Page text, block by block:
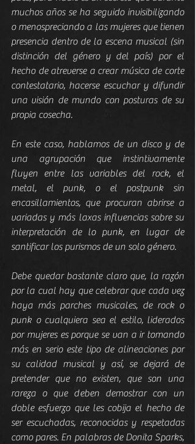
muchos años se ha seguido invisibilizando
o menospreciando a las mujeres que tienen
presencia dentro de la escena musical (sin
distinción del género y del país) por el
hecho de atreverse a crear música de corte
contestatario, hacerse escuchar y difundir
una visión de mundo con posturas de su
propia cosecha.
En este caso, hablamos de un disco y de
una agrupación que instintivamente
fluyen entre las variables del rock, el
metal, el punk, o el postpunk sin
encasillamientos, que procuran abrirse a
variadas y más laxas influencias sobre su
interpretación de lo punk, en lugar de
santificar los purismos de un solo género.
Debe quedar bastante claro que, la razón
por la cual hay que celebrar que cada vez
haya más parches musicales, de rock o
punk o cualquiera sea el estilo, liderados
por mujeres es porque se van a ir tomando
más en serio este tipo de alineaciones por
su calidad musical y así, se dejará de
pretender que no existen, que son una
rareza o que deben demostrar con un
doble esfuerzo que les cobija el hecho de
ser escuchadas, reconocidas y respetadas
como pares. En palabras de Donita Sparks,